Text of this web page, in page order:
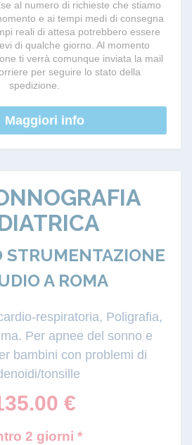
al numero di richieste che stiamo
e ai tempi medi di consegna
reali di attesa potrebbero essere
di qualche giorno. Al momento
ti verrà comunque inviata la mail
per seguire lo stato della
spedizione.
Maggiori info
STRUMENTAZIONE
A ROMA
respiratoria, Poligrafia,
Per apnee del sonno e
bambini con problemi di
tonsille
€
2 giorni *